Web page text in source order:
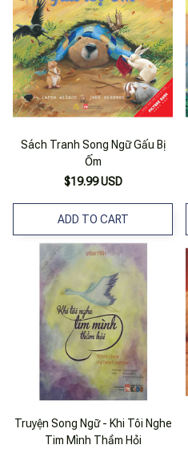
Sách Tranh Song Ngữ Gấu Bị
Ốm
$19.99 USD
ADD TO CART
Truyện Song Ngữ - Khi Tôi Nghe
Tim Mình Thầm Hỏi